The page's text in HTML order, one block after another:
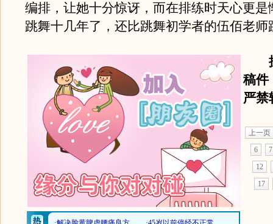
编排，让她十分惊讶，而在排练时天心更是
跳舞十几年了，还比跳舞初学者的伍佰老师
搜
稿件
严禁
上一页
6
7
12
17